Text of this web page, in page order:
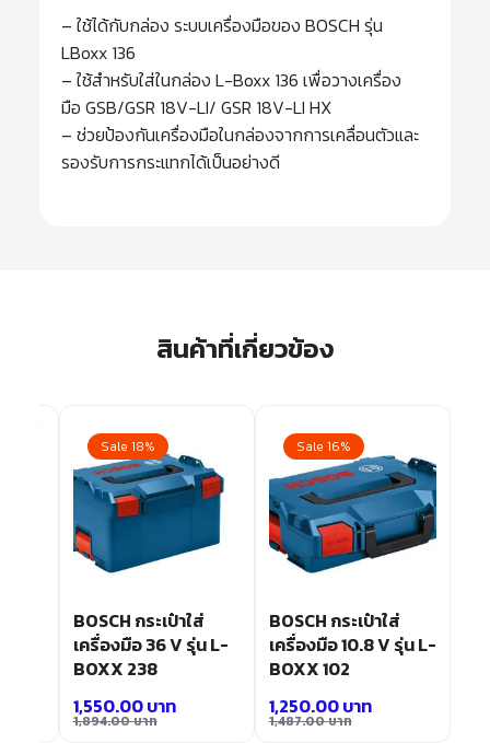
– ใช้ได้กับกล่อง ระบบเครื่องมือของ BOSCH รุ่น
LBoxx 136
– ใช้สำหรับใส่ในกล่อง L-Boxx 136 เพื่อวางเครื่อง
มือ GSB/GSR 18V-LI/ GSR 18V-LI HX
– ช่วยป้องกันเครื่องมือในกล่องจากการเคลื่อนตัวและ
รองรับการกระแทกได้เป็นอย่างดี
สินค้าที่เกี่ยวข้อง
Sale 18%
BOSCH กระเป๋าใส่
เครื่องมือ 36 V รุ่น L-
BOXX 238
1,894.00บาท
1,550.00บาท
Sale 16%
BOSCH กระเป๋าใส่
เครื่องมือ 10.8 V รุ่น L-
BOXX 102
1,487.00บาท
1,250.00บาท